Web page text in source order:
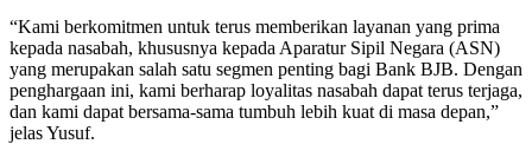
“Kami berkomitmen untuk terus memberikan layanan yang prima
kepada nasabah, khususnya kepada Aparatur Sipil Negara (ASN)
yang merupakan salah satu segmen penting bagi Bank BJB. Dengan
penghargaan ini, kami berharap loyalitas nasabah dapat terus terjaga,
dan kami dapat bersama-sama tumbuh lebih kuat di masa depan,”
jelas Yusuf.